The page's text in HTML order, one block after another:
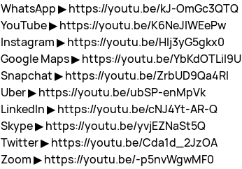
WhatsApp ▶ https://youtu.be/kJ-OmGc3QTQ
YouTube ▶ https://youtu.be/K6NeJlWEePw
Instagram ▶ https://youtu.be/HIj3yG5gkx0
Google Maps ▶ https://youtu.be/YbKdOTLiI9U
Snapchat ▶ https://youtu.be/ZrbUD9Qa4RI
Uber ▶ https://youtu.be/ubSP-enMpVk
LinkedIn ▶ https://youtu.be/cNJ4Yt-AR-Q
Skype ▶ https://youtu.be/yvjEZNaSt5Q
Twitter ▶ https://youtu.be/Cda1d_2JzOA
Zoom ▶ https://youtu.be/-p5nvWgwMF0